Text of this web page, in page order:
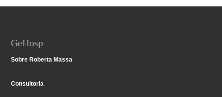
GeHosp
Sobre Roberta Massa
Consultoria